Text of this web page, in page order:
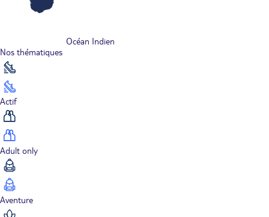
Océan Indien
Nos thématiques
Actif
Adult only
Aventure